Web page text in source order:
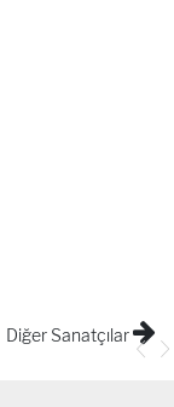
Diğer Sanatçılar